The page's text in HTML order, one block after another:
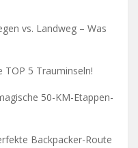
vs. Landweg – Was
TOP 5 Trauminseln!
50-KM-Etappen-
Backpacker-Route